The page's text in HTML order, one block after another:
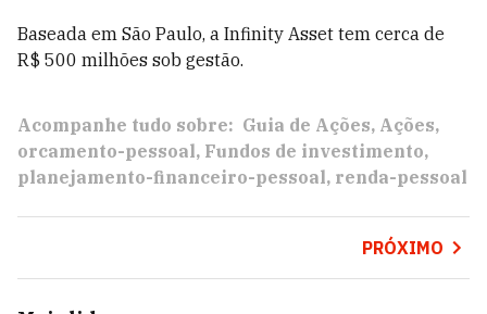
Baseada em São Paulo, a Infinity Asset tem cerca de
R$ 500 milhões sob gestão.
Acompanhe tudo sobre: Guia de Ações Ações
orcamento-pessoal Fundos de investimento
planejamento-financeiro-pessoal renda-pessoal
PRÓXIMO